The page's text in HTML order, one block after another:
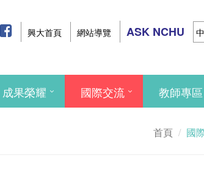
興大首頁 網站導覽 ASK NCHU 中
成果榮耀 國際交流 教師專區
首頁 國